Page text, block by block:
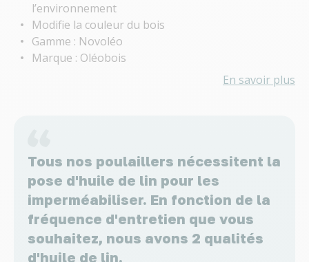
l’environnement
Modifie la couleur du bois
Gamme : Novoléo
Marque : Oléobois
En savoir plus
Tous nos poulaillers nécessitent la
pose d'huile de lin pour les
imperméabiliser. En fonction de la
fréquence d'entretien que vous
souhaitez, nous avons 2 qualités
d'huile de lin.